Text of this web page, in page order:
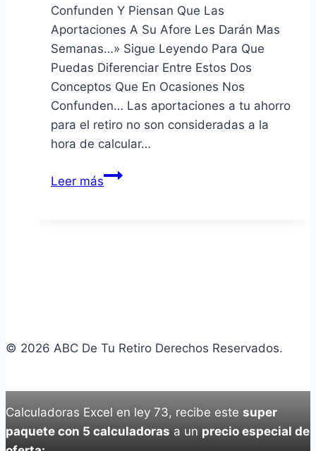
Confunden Y Piensan Que Las
Aportaciones A Su Afore Les Darán Mas
Semanas…» Sigue Leyendo Para Que
Puedas Diferenciar Entre Estos Dos
Conceptos Que En Ocasiones Nos
Confunden… Las aportaciones a tu ahorro
para el retiro no son consideradas a la
hora de calcular…
Leer más¿Si
© 2026 ABC De Tu Retiro Derechos Reservados.
Calculadoras Excel en ley 73, recibe este super
paquete con 5 calculadoras a un precio especial de